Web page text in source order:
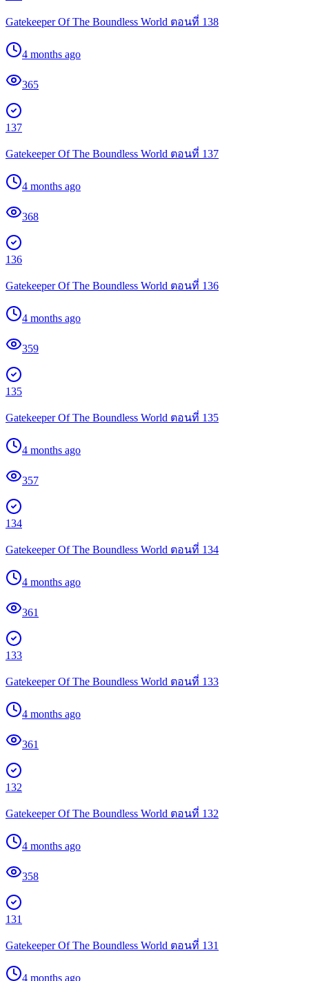
Gatekeeper Of The Boundless World ตอนที่ 138
4 months ago
365
137
Gatekeeper Of The Boundless World ตอนที่ 137
4 months ago
368
136
Gatekeeper Of The Boundless World ตอนที่ 136
4 months ago
359
135
Gatekeeper Of The Boundless World ตอนที่ 135
4 months ago
357
134
Gatekeeper Of The Boundless World ตอนที่ 134
4 months ago
361
133
Gatekeeper Of The Boundless World ตอนที่ 133
4 months ago
361
132
Gatekeeper Of The Boundless World ตอนที่ 132
4 months ago
358
131
Gatekeeper Of The Boundless World ตอนที่ 131
4 months ago